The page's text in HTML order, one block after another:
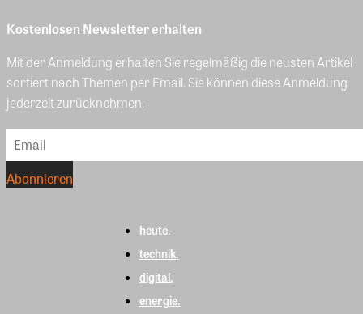
Kostenlosen Newsletter erhalten
Mit der Anmeldung erhalten Sie regelmäßig die neusten Artikel
sortiert nach Themen per Email. Sie können diese Anmeldung
jederzeit zurücknehmen.
heute.
technik.
digital.
energie.